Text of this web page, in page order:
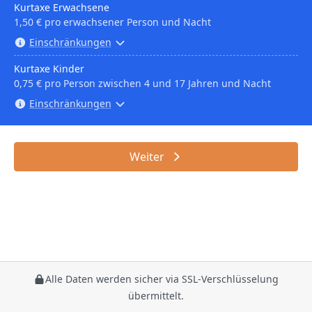
Kurtaxe Erwachsene
1,50 € pro erwachsener Person und Nacht
Einschränkungen
Kurtaxe Kinder
0,75 € pro Person zwischen 4 und 17 Jahren und Nacht
Einschränkungen
Weiter
Alle Daten werden sicher via SSL-Verschlüsselung
übermittelt.